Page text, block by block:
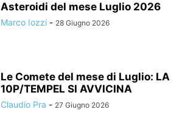
Asteroidi del mese Luglio 2026
Marco Iozzi - 28 Giugno 2026
Le Comete del mese di Luglio: LA
10P/TEMPEL SI AVVICINA
Claudio Pra - 27 Giugno 2026